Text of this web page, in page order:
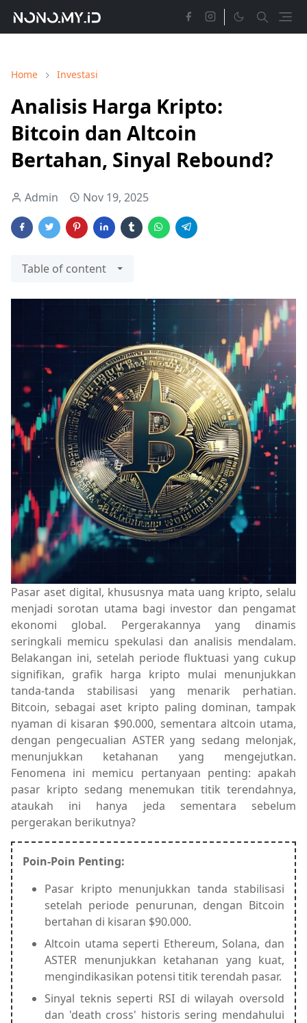
Home Investasi
Analisis Harga Kripto:
Bitcoin dan Altcoin
Bertahan, Sinyal Rebound?
Admin Nov 19, 2025
Table of content
Pasar aset digital, khususnya mata uang kripto, selalu
menjadi sorotan utama bagi investor dan pengamat
ekonomi global. Pergerakannya yang dinamis
seringkali memicu spekulasi dan analisis mendalam.
Belakangan ini, setelah periode fluktuasi yang cukup
signifikan, grafik harga kripto mulai menunjukkan
tanda-tanda stabilisasi yang menarik perhatian.
Bitcoin, sebagai aset kripto paling dominan, tampak
nyaman di kisaran $90.000, sementara altcoin utama,
dengan pengecualian ASTER yang sedang melonjak,
menunjukkan ketahanan yang mengejutkan.
Fenomena ini memicu pertanyaan penting: apakah
pasar kripto sedang menemukan titik terendahnya,
ataukah ini hanya jeda sementara sebelum
pergerakan berikutnya?
Poin-Poin Penting:
Pasar kripto menunjukkan tanda stabilisasi
setelah periode penurunan, dengan Bitcoin
bertahan di kisaran $90.000.
Altcoin utama seperti Ethereum, Solana, dan
ASTER menunjukkan ketahanan yang kuat,
mengindikasikan potensi titik terendah pasar.
Sinyal teknis seperti RSI di wilayah oversold
dan 'death cross' historis sering mendahului